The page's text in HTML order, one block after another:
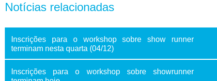
Notícias relacionadas
Inscrições para o workshop sobre show runner
terminam nesta quarta (04/12)
Inscrições para o workshop sobre showrunner